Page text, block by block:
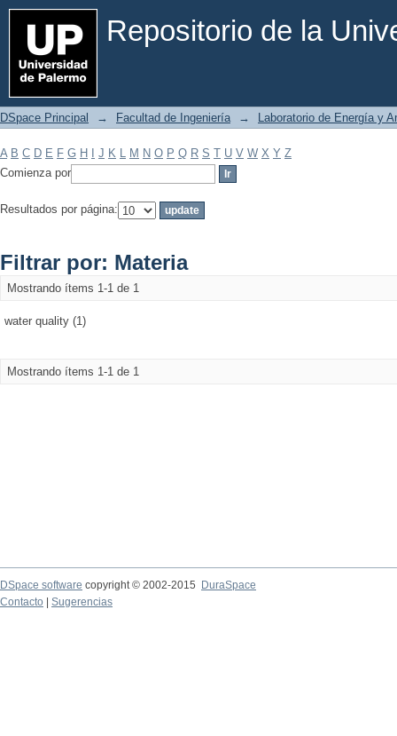
Repositorio de la
Filtrar por: Materia
DSpace Principal → Facultad de Ingeniería → Laboratorio de Energía y
A B C D E F G H J K L M N O P Q R S T U V W X Y Z
Comienza por
Resultados por página:
Filtrar por: Materia
Mostrando ítems 1-1 de 1
water quality (1)
Mostrando ítems 1-1 de 1
DSpace software copyright © 2002-2015
DuraSpace
Contacto
Sugerencias